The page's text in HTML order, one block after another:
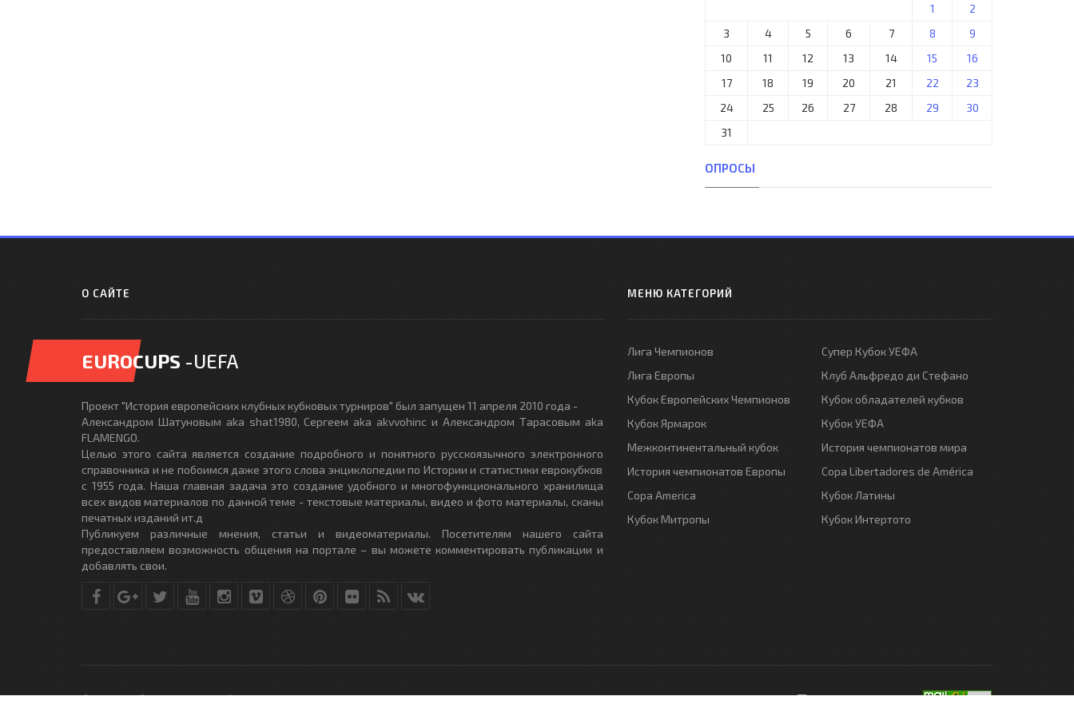
1
2
3
4 5 6 7 8
9
10
11 12 13 14 15
16
17
18 19 20 21 22
23
24
25 26 27 28 29
30
31
ОПРОСЫ
О САЙТЕ
EUROCUPS -UEFA
Проект "История европейских клубных кубковых турниров" был запущен 11 апреля 2010 года -
Александром Шатуновым aka shat1980, Сергеем aka akvvohinc и Александром Тарасовым aka
FLAMENGO.
Целью этого сайта является создание подробного и понятного русскоязычного электронного
справочника и не побоимся даже этого слова энциклопедии по Истории и статистики еврокубков
с 1955 года. Наша главная задача это создание удобного и многофункционального хранилища
всех видов материалов по данной теме - текстовые материалы, видео и фото материалы, сканы
печатных изданий ит.д
Публикуем различные мнения, статьи и видеоматериалы. Посетителям нашего сайта
предоставляем возможность общения на портале – вы можете комментировать публикации и
добавлять свои.
МЕНЮ КАТЕГОРИЙ
Лига Чемпионов
Лига Европы
Кубок Европейских Чемпионов
Кубок Ярмарок
Межконтинентальный кубок
История чемпионатов Европы
Copa America
Кубок Митропы
Супер Кубок УЕФА
Клуб Альфредо ди Стефано
Кубок обладателей кубков
Кубок УЕФА
История чемпионатов мира
Copa Libertadores de América
Кубок Латины
Кубок Интертото
© Copyright © 2010-2017. Разработано студиейDLE-THEME.RU- All Rights Reserved.